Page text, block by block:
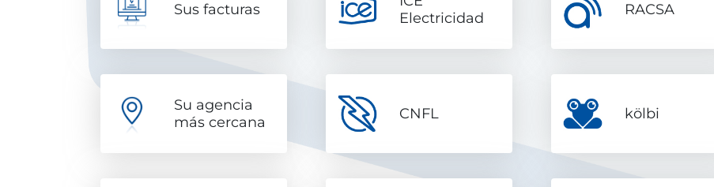
Sus facturas
Electricidad
RACSA
Su agencia
más cercana
CNFL kölbi